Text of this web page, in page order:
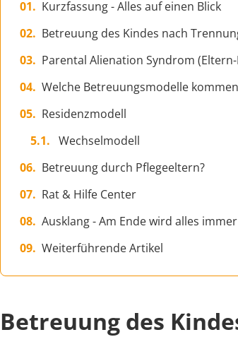
Kurzfassung - Alles auf einen Blick
Betreuung des Kindes nach
Parental Alienation Syndrom
Welche Betreuungsmodelle
Residenzmodell
Wechselmodell
Betreuung durch Pflegeeltern?
Rat & Hilfe Center
Ausklang - Am Ende wird alles
Weiterführende Artikel
Betreuung des